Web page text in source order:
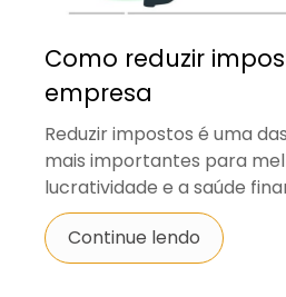
Como reduzir
empresa
Reduzir impostos é uma
mais importantes para
lucratividade e a saúde
Continue lendo